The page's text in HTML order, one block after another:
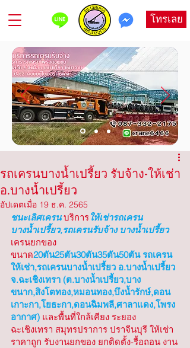
โทรเลย
รถเครนบางน้ำเปรี้ยว รับจ้าง-ให้เช่า
อ.บางน้ำเปรี้ยว
อัปเดตเมื่อ 19 ธ.ค. 2565
ชนะเลิศเครน บริการให้เช่ารถเครน
บางน้ำเปรี้ยว,รถเครนรับจ้าง บางน้ำเปรี้ยว
เครนยกของ
ขนาด20ตัน25ตัน30ตัน35ตัน50ตัน รถเครน
ให้เช่า,รถเครนบางน้ำเปรี้ยว อ.บางน้ำเปรี้ยว
จ.ฉะเชิงเทรา (ต.บางน้ำเปรี้ยว,บาง
ขนาก,สิงโตทอง,หมอนทอง,บึงน้ำรักษ์,ดอน
เกาะกา,โยธะกา,ดอนฉิมพลี,ศาลาแดง,โพรง
อากาศ) และพื้นที่ใกล้เคียง ระยอง
ฉะเชิงเทรา สมุทรปราการ ปราจีนบุรี ให้เช่า
ราคาถูก รับงานยกของ ยกติดตั้ง-รื้อถอน งาน